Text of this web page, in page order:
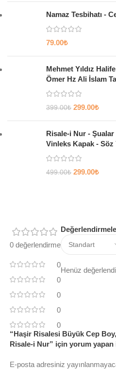
Namaz Tesbihatı -
79.00₺
Mehmet Yıldız
Ömer Hz Ali İslam
399.00₺ 299.00₺
Risale-i Nur -
Vinleks Kapak - Söz
499.00₺ 299.00₺
0 değerlendirme
0
0
0
0
0
Henüz
“Haşir Risalesi Büyük Cep Boy,
Risale-i Nur” için yorum
E-posta adresiniz